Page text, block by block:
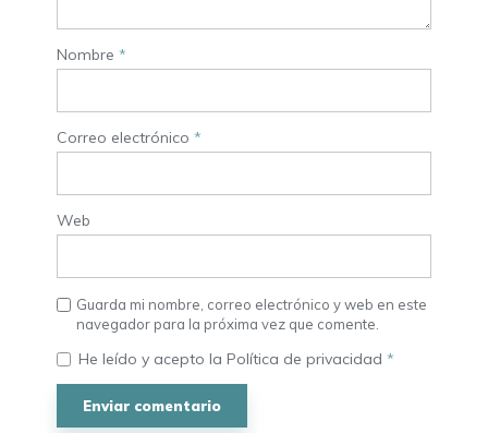
Nombre *
Correo electrónico *
Web
Guarda mi nombre, correo electrónico y web en este
navegador para la próxima vez que comente.
He leído y acepto la Política de privacidad *